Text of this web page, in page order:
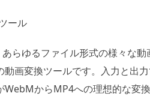
ール
あらゆるファイル形式の様々な
画変換ツールです。入力と出
からMP4への理想的な変換